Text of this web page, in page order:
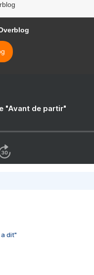
"Avant de partir"
dit"